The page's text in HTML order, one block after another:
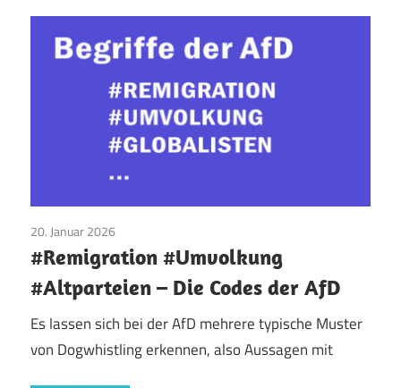
20. Januar 2026
#Remigration #Umvolkung
#Altparteien – Die Codes der AfD
Es lassen sich bei der AfD mehrere typische Muster
von Dogwhistling erkennen, also Aussagen mit